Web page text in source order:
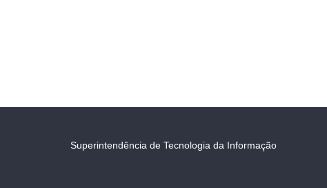
Superintendência de Tecnologia da Informação